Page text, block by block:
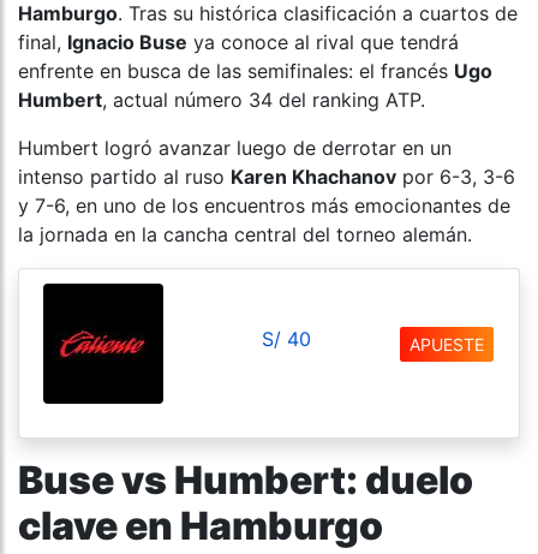
Hamburgo. Tras su histórica clasificación a cuartos de
final, Ignacio Buse ya conoce al rival que tendrá
enfrente en busca de las semifinales: el francés Ugo
Humbert, actual número 34 del ranking ATP.
Humbert logró avanzar luego de derrotar en un
intenso partido al ruso Karen Khachanov por 6-3, 3-6
y 7-6, en uno de los encuentros más emocionantes de
la jornada en la cancha central del torneo alemán.
S/ 40 APUESTE
Buse vs Humbert: duelo
clave en Hamburgo